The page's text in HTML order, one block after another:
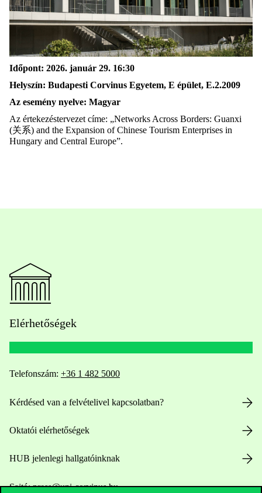
Időpont: 2026. január 29. 16:30
Helyszín: Budapesti Corvinus Egyetem, E épület, E.2.2009
Az esemény nyelve: Magyar
Az értekezéstervezet címe: „Networks Across Borders: Guanxi
(关系) and the Expansion of Chinese Tourism Enterprises in
Hungary and Central Europe”.
Elérhetőségek
Telefonszám: +36 1 482 5000
Kérdésed van a felvételivel kapcsolatban?
Oktatói elérhetőségek
HUB jelenlegi hallgatóinknak
Sajtó:press@uni-corvinus.hu